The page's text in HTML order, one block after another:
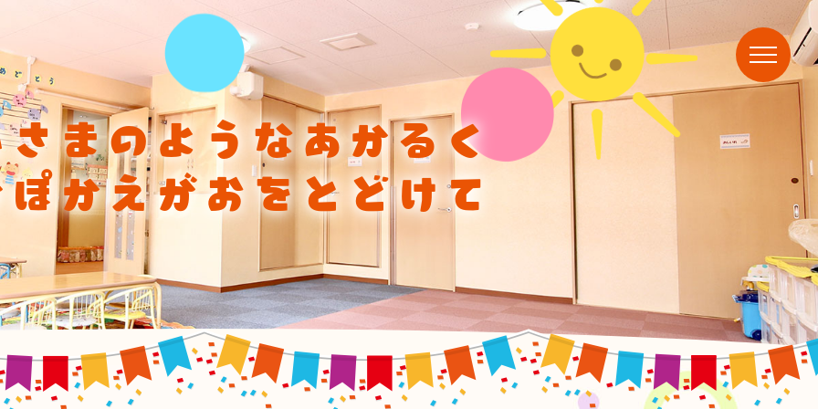
まのようなあかるく
かえがおをとどけて